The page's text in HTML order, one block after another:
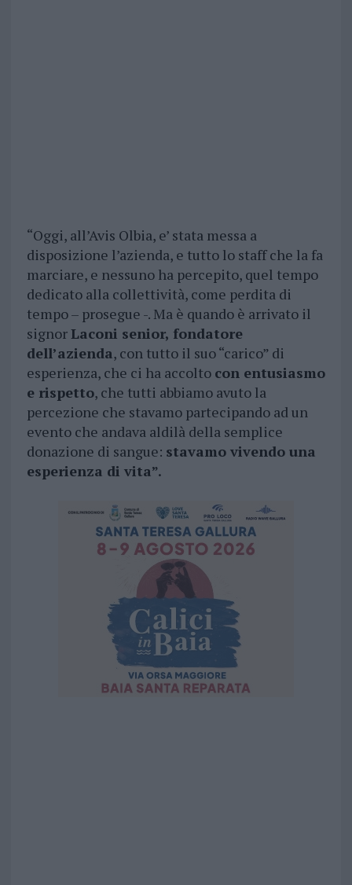
“Oggi, all’Avis Olbia, e’ stata messa a
disposizione l’azienda, e tutto lo staff che la fa
marciare, e nessuno ha percepito, quel tempo
dedicato alla collettività, come perdita di
tempo – prosegue -. Ma è quando è arrivato il
signorLaconi senior, fondatore
dell’azienda, con tutto il suo “carico” di
esperienza, che ci ha accolto con entusiasmo
e rispetto, che tutti abbiamo avuto la
percezione che stavamo partecipando ad un
evento che andava aldilà della semplice
donazione di sangue: stavamo vivendo una
esperienza di vita”.